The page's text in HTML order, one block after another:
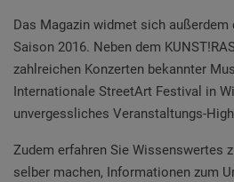
Das Magazin widmet sich außerdem
Saison 2016. Neben dem
zahlreichen Konzerten bekannter
Internationale StreetArt Festival in
unvergessliches Veranstaltungs-
Zudem erfahren Sie Wissenswertes
selber machen, Informationen zum